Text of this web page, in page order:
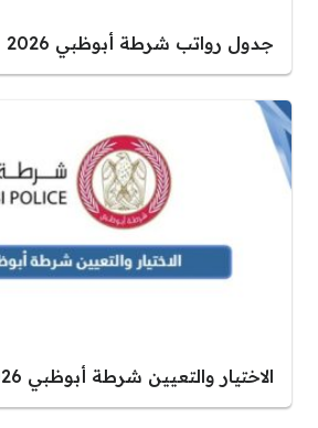
جدول رواتب شرطة أبوظبي 2026
الاختيار والتعيين شرطة أبوظبي 2026